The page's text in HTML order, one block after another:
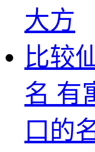
大方
比较
名 有
口的